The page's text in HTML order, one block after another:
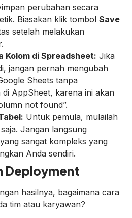
perubahan secara
Biasakan klik tombol Save
setelah melakukan
Kolom di Spreadsheet: Jika
jangan pernah mengubah
Sheets tanpa
AppSheet, karena ini akan
not found”.
Untuk pemula, mulailah
Jangan langsung
sangat kompleks yang
Anda sendiri.
Deployment
hasilnya, bagaimana cara
tim atau karyawan?